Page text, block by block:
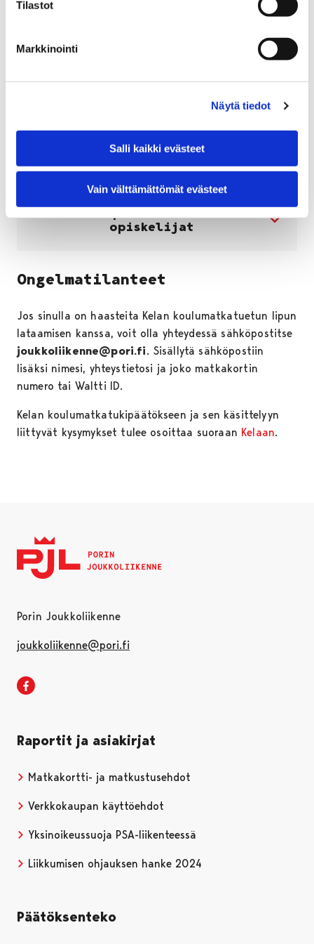
Tilastot
Markkinointi
Näytä tiedot
Salli kaikki evästeet
Vain välttämättömät evästeet
Kelan tukeman lipputuotteen
matkakortille
Usein kysytyt kysymykset
opiskelijat
Ongelmatilanteet
Jos sinulla on haasteita Kelan koulumatkatuetun lipun
lataamisen kanssa, voit olla yhteydessä sähköpostitse
joukkoliikenne@pori.fi. Sisällytä sähköpostiin
lisäksi nimesi, yhteystietosi ja joko matkakortin
numero tai Waltti ID.
Kelan koulumatkatukipäätökseen ja sen käsittelyyn
liittyvät kysymykset tulee osoittaa suoraan Kelaan.
Porin Joukkoliikenne
joukkoliikenne@pori.fi
Raportit ja asiakirjat
Matkakortti- ja matkustusehdot
Verkkokaupan käyttöehdot
Yksinoikeussuoja PSA-liikenteessä
Liikkumisen ohjauksen hanke 2024
Päätöksenteko